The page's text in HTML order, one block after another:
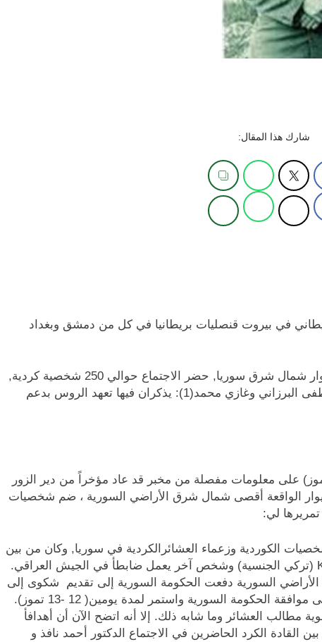
شارك هذا المقال:
في بيروت قنصليات بريطانيا في كل من دمشق وبغداد
بشأن اجتماع عقد في 12-13 تموز ، في عين ديوار شمال شرق سوريا, حضر الاجتماع حوالي 250 شخصية كردية,
تم ذكر أسماء العديد منهم, ثمة رسائل من مصطفى البرزاني وغازي محمد(1): يذكران فيها تعهد الروس بدعم
العام التركي اليوم (في 21 من تموز) على معلومات مفصلة من مخبر قد عاد مؤخراً من دير الزور
الواقعة أقصى شمال شرق الأراضي السورية ، ضم شخصيات
لي:
حوالي 250 من أهم الشخصيات الكوردية وزعماء العشائرالكردية في سوريا, وكان من بين
الحضور شريف ابن خجوآغا ((Khadjou Agha(2) (تركي الجنسية) وشخص آخر يعمل ضابطأ في الجيش العراقي.
الأراضي السورية دفعت الحكومة السورية إلى تقديم شكوى إلى
الحكومة العراقية. عقد الاجتماع بعد الحصول على موافقة الحكومة السورية واستمر لمدة يومين( 12 -13 تموز).
العشائر وما شابه ذلك. إلا أنه اتضح الآن أن أهدافأ
القادة الكرد الحاضرين في الاجتماع الدكتور أحمد نافذ و